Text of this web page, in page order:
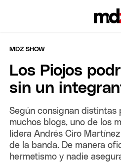
MDZ SHOW
Los Piojos
sin un
Según consignan distintas
muchos blogs, uno de los
lidera Andrés Ciro
de la banda. De manera
hermetismo y nadie